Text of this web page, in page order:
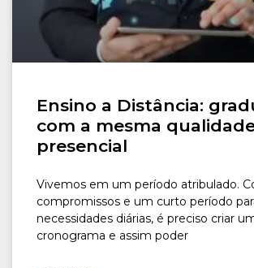
Ensino a Distância:
com a mesma
presencial
Vivemos em um período atribulado.
compromissos e um curto período
necessidades diárias, é preciso criar
cronograma e assim poder